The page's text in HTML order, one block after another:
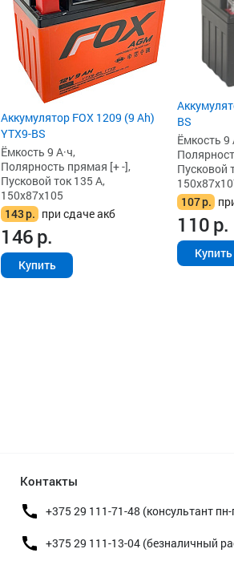
Аккумулятор FOX 1209 (9 Ah)
YTX9-BS
Ёмкость 9 А·ч,
Полярность прямая [+ -],
Пусковой ток 135 А,
150x87x105
143р. при сдаче акб
146р.
Купить
BS
Ёмкость 9
Пусковой
107р.
110р.
Купить
Контакты
+375 29 111-71-48 (консультант
+375 29 111-13-04 (безналичный